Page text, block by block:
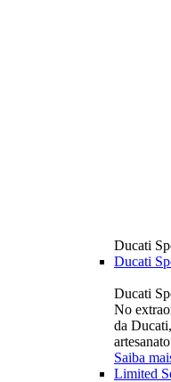
Ducati
Ducati
Ducati
No
da
Saiba
Limited